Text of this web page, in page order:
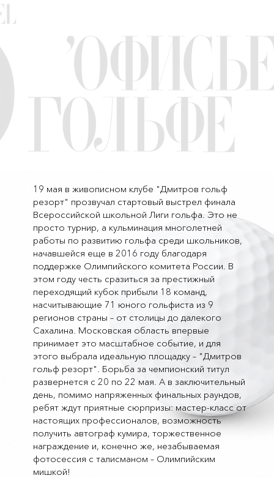
19 мая в живописном клубе "Дмитров гольф
резорт" прозвучал стартовый выстрел финала
Всероссийской школьной Лиги гольфа. Это не
просто турнир, а кульминация многолетней
работы по развитию гольфа среди школьников,
начавшейся еще в 2016 году благодаря
поддержке Олимпийского комитета России. В
этом году честь сразиться за престижный
переходящий кубок прибыли 18 команд,
насчитывающие 71 юного гольфиста из 9
регионов страны – от столицы до далекого
Сахалина. Московская область впервые
принимает это масштабное событие, и для
этого выбрала идеальную площадку – "Дмитров
гольф резорт". Борьба за чемпионский титул
развернется с 20 по 22 мая. А в заключительный
день, помимо напряженных финальных раундов,
ребят ждут приятные сюрпризы: мастер-класс от
настоящих профессионалов, возможность
получить автограф кумира, торжественное
награждение и, конечно же, незабываемая
фотосессия с талисманом – Олимпийским
мишкой!